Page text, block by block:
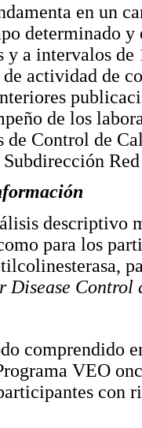
en un
determinado y
y a intervalos de
actividad de
de los
de Control de
descriptivo
para los
Disease Control
comprendido
VEO
con